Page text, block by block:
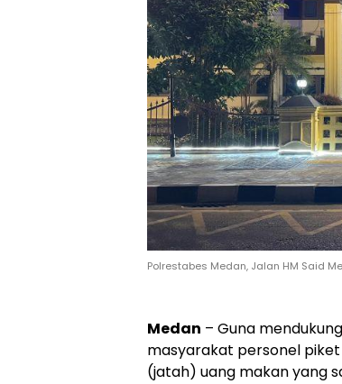
Polrestabes Medan, Jalan HM Said
Medan – Guna
masyarakat personel
(jatah) uang makan yang